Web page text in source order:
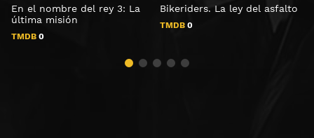
En el nombre del rey 3: La
última misión
TMDB 0
Bikeriders. La ley del asfalto
TMDB 0